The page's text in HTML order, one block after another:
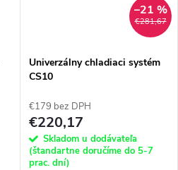
€281,67
–21 %
Univerzálny chladiaci systém
CS10
€179 bez DPH
€220,17
Skladom u dodávateľa
(štandartne doručíme do 5-7
prac. dní)